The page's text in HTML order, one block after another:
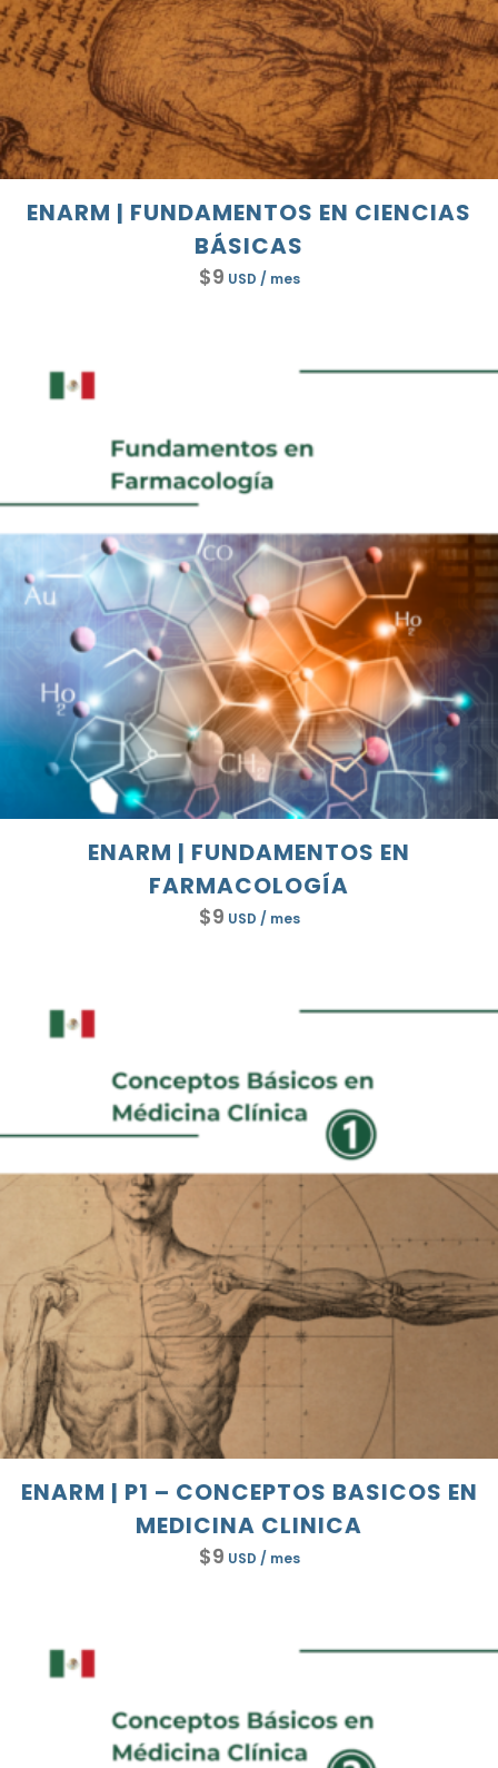
ENARM | FUNDAMENTOS EN CIENCIAS
BÁSICAS
$9 USD / mes
ENARM | FUNDAMENTOS EN
FARMACOLOGÍA
$9 USD / mes
ENARM | P1 – CONCEPTOS BASICOS EN
MEDICINA CLINICA
$9 USD / mes